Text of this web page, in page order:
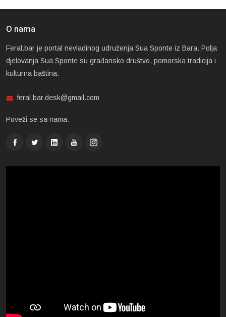
O nama
Feral.bar je portal nevladinog udruženja Sua Sponte iz Bara. Polja
djelovanja Sua Sponte su građansko društvo, pomorska tradicija i
kulturna baština.
feral.bar.desk@gmail.com
Poveži se sa nama: